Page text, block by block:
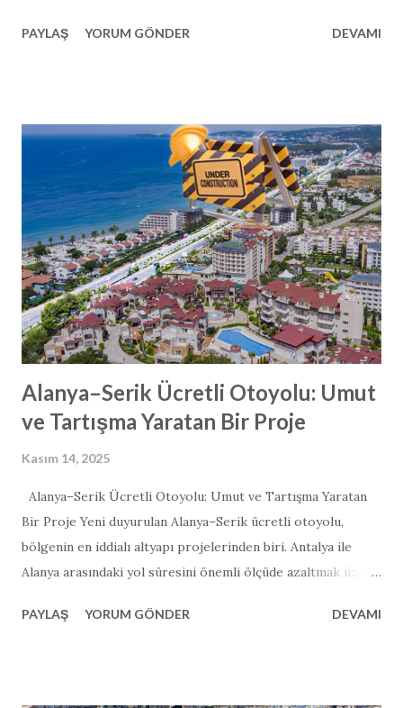
manzara fotoğrafı ve daha çok haberler barındırmakta.
PAYLAŞ YORUM GÖNDER DEVAMI
Alanya–Serik Ücretli Otoyolu: Umut
ve Tartışma Yaratan Bir Proje
Kasım 14, 2025
Alanya–Serik Ücretli Otoyolu: Umut ve Tartışma Yaratan
Bir Proje Yeni duyurulan Alanya–Serik ücretli otoyolu,
bölgenin en iddialı altyapı projelerinden biri. Antalya ile
Alanya arasındaki yol süresini önemli ölçüde azaltmak üzere
ölçüde azaltılmış yol süresi ve turizme büyük bir destek
PAYLAŞ YORUM GÖNDER DEVAMI